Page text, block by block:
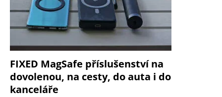
FIXED MagSafe příslušenství na
dovolenou, na cesty, do auta i do
kanceláře